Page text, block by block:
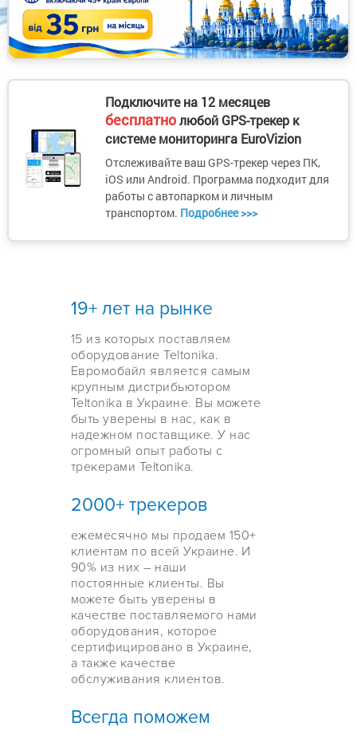
Подключите на 12 месяцев
бесплатнолюбой GPS-трекер к
системе мониторинга EuroVizion
Отслеживайте ваш GPS-трекер через ПК,
iOS или Android. Программа подходит для
работы с автопарком и личным
транспортом. Подробнее >>>
19+ лет на рынке
15 из которых поставляем
оборудование Teltonika.
Евромобайл является самым
крупным дистрибьютором
Teltonika в Украине. Вы можете
быть уверены в нас, как в
надежном поставщике. У нас
огромный опыт работы с
трекерами Teltonika.
2000+ трекеров
ежемесячно мы продаем 150+
клиентам по всей Украине. И
90% из них – наши
постоянные клиенты. Вы
можете быть уверены в
качестве поставляемого нами
оборудования, которое
сертифицировано в Украине,
а также качестве
обслуживания клиентов.
Всегда поможем